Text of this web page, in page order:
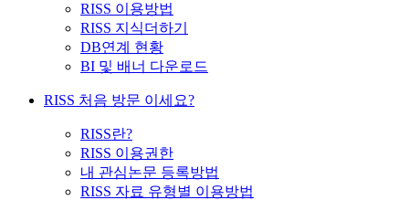
RISS 이용방법
RISS 지식더하기
DB연계 현황
BI 및 배너 다운로드
RISS 처음 방문 이세요?
RISS란?
RISS 이용권한
내 관심논문 등록방법
RISS 자료 유형별 이용방법